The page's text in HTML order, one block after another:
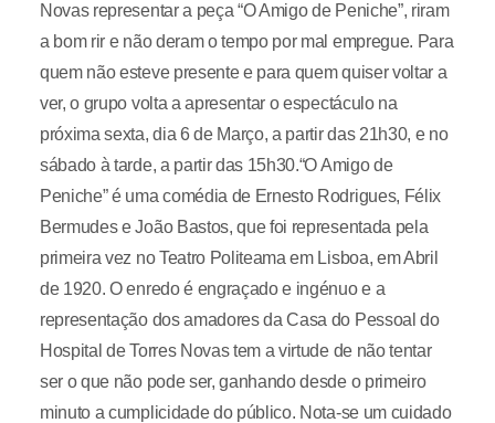
Novas representar a peça “O Amigo de Peniche”, riram
a bom rir e não deram o tempo por mal empregue. Para
quem não esteve presente e para quem quiser voltar a
ver, o grupo volta a apresentar o espectáculo na
próxima sexta, dia 6 de Março, a partir das 21h30, e no
sábado à tarde, a partir das 15h30.“O Amigo de
Peniche” é uma comédia de Ernesto Rodrigues, Félix
Bermudes e João Bastos, que foi representada pela
primeira vez no Teatro Politeama em Lisboa, em Abril
de 1920. O enredo é engraçado e ingénuo e a
representação dos amadores da Casa do Pessoal do
Hospital de Torres Novas tem a virtude de não tentar
ser o que não pode ser, ganhando desde o primeiro
minuto a cumplicidade do público. Nota-se um cuidado